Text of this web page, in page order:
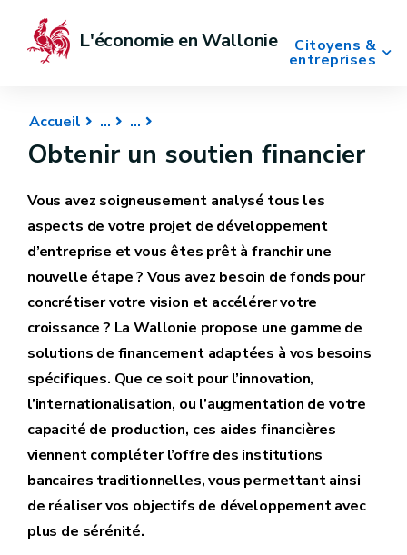
Citoyens &
entreprises
L'économie en Wallonie
Accueil
Obtenir un soutien financier
Vous avez soigneusement analysé tous les
aspects de votre projet de développement
d’entreprise et vous êtes prêt à franchir une
nouvelle étape ? Vous avez besoin de fonds pour
concrétiser votre vision et accélérer votre
croissance ? La Wallonie propose une gamme de
solutions de financement adaptées à vos besoins
spécifiques. Que ce soit pour l’innovation,
l’internationalisation, ou l’augmentation de votre
capacité de production, ces aides financières
viennent compléter l’offre des institutions
bancaires traditionnelles, vous permettant ainsi
de réaliser vos objectifs de développement avec
plus de sérénité.